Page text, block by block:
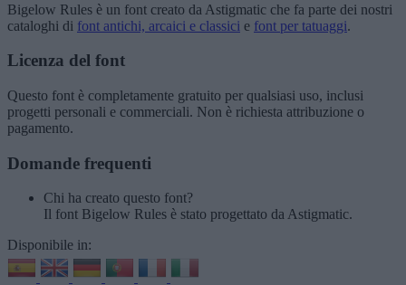
Bigelow Rules è un font creato da Astigmatic che fa parte dei nostri
cataloghi di font antichi, arcaici e classici e font per tatuaggi.
Licenza del font
Questo font è completamente gratuito per qualsiasi uso, inclusi
progetti personali e commerciali. Non è richiesta attribuzione o
pagamento.
Domande frequenti
Chi ha creato questo font?
Il font Bigelow Rules è stato progettato da Astigmatic.
Disponibile in: